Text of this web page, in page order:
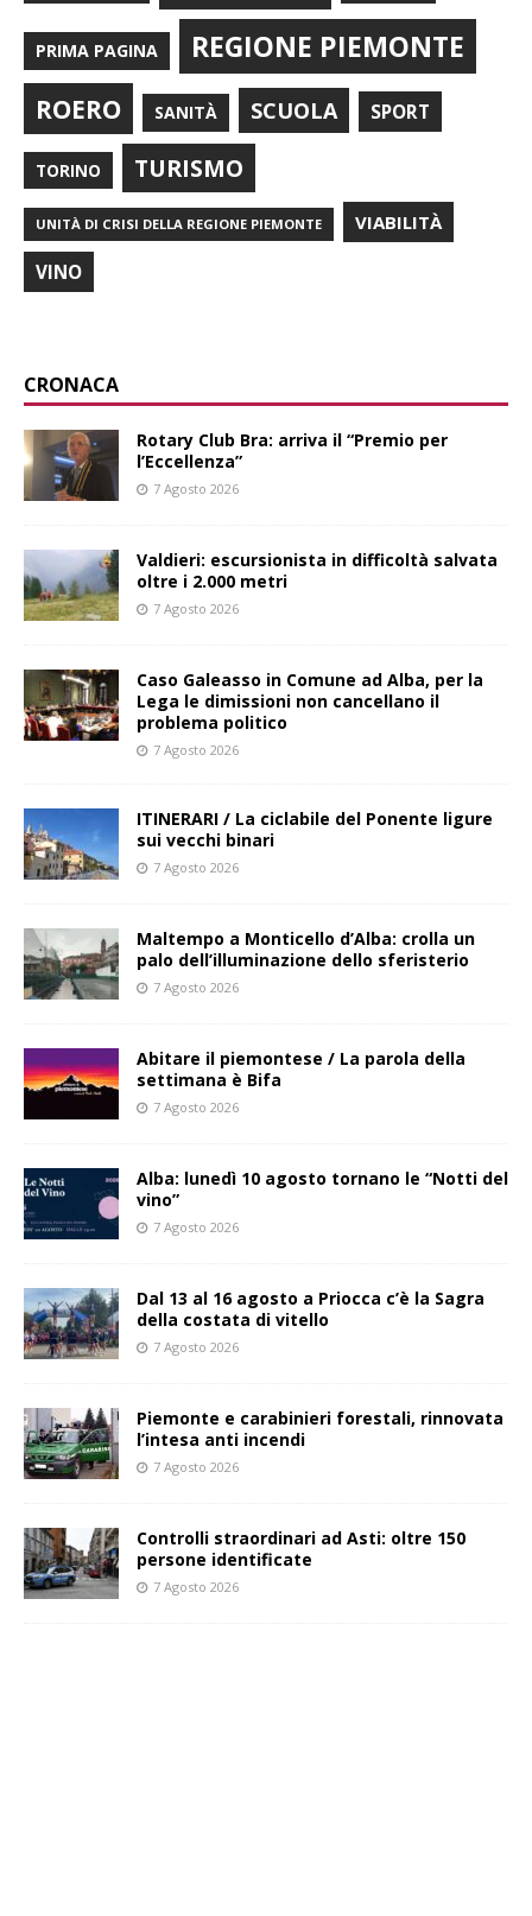
PRIMA PAGINA REGIONE PIEMONTE
ROERO SANITÀ SCUOLA SPORT
TORINO TURISMO
UNITÀ DI CRISI DELLA REGIONE PIEMONTE VIABILITÀ
VINO
CRONACA
Rotary Club Bra: arriva il “Premio per
l’Eccellenza”
7 Agosto 2026
Valdieri: escursionista in difficoltà salvata
oltre i 2.000 metri
7 Agosto 2026
Caso Galeasso in Comune ad Alba, per la
Lega le dimissioni non cancellano il
problema politico
7 Agosto 2026
ITINERARI / La ciclabile del Ponente ligure
sui vecchi binari
7 Agosto 2026
Maltempo a Monticello d’Alba: crolla un
palo dell’illuminazione dello sferisterio
7 Agosto 2026
Abitare il piemontese / La parola della
settimana è Bifa
7 Agosto 2026
Alba: lunedì 10 agosto tornano le “Notti del
vino”
7 Agosto 2026
Dal 13 al 16 agosto a Priocca c’è la Sagra
della costata di vitello
7 Agosto 2026
Piemonte e carabinieri forestali, rinnovata
l’intesa anti incendi
7 Agosto 2026
Controlli straordinari ad Asti: oltre 150
persone identificate
7 Agosto 2026